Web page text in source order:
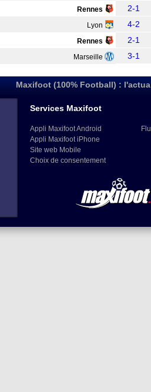
Rennes 2-1
Lyon 4-2
Rennes 2-1
Marseille 3-1
Maxifoot (100% Football) :
Services Maxifoot
Appli Maxifoot Android
Appli Maxifoot iPhone
Site web Mobile
Choix de consentement